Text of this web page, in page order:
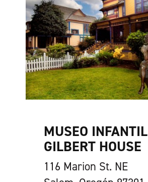
MUSEO INFANTIL
GILBERT HOUSE
116 Marion St. NE